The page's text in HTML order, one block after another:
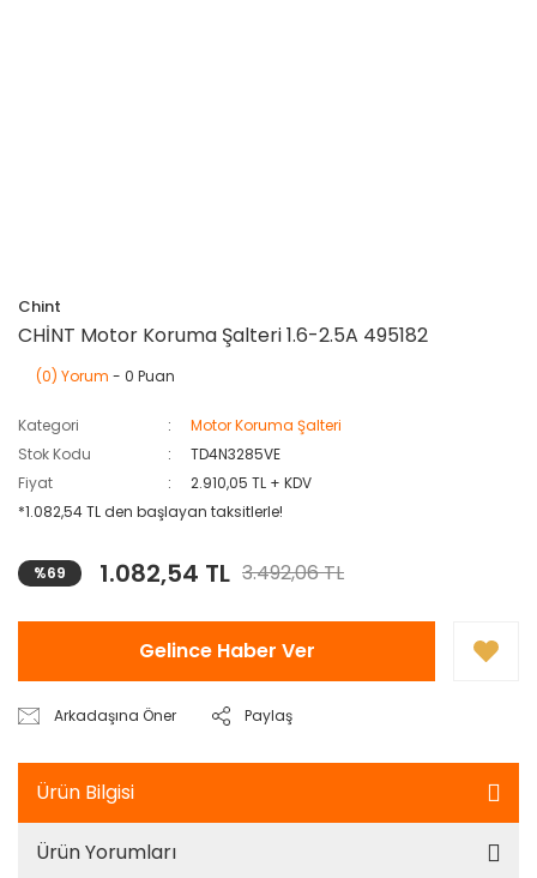
Chint
CHİNT Motor Koruma Şalteri 1.6-2.5A 495182
(0) Yorum - 0 Puan
Kategori
Motor Koruma Şalteri
Stok Kodu
TD4N3285VE
Fiyat
2.910,05 TL + KDV
*1.082,54 TL den başlayan taksitlerle!
%69 1.082,54 TL 3.492,06 TL
Gelince Haber Ver
Arkadaşına Öner Paylaş
Ürün Bilgisi
Ürün Yorumları